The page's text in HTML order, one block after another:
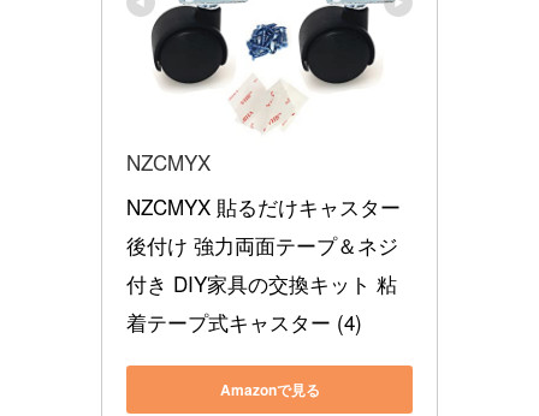
NZCMYX
NZCMYX 貼るだけキャスター
後付け 強力両面テープ＆ネジ
付き DIY家具の交換キット 粘
着テープ式キャスター (4)
Amazonで見る